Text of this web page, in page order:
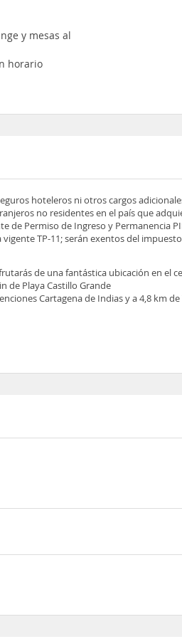
y mesas al
horario
hoteleros ni otros cargos
no residentes en el país que
Permiso de Ingreso y Permanencia
TP-11; serán exentos del
de una fantástica ubicación en el
de Playa Castillo Grande
Cartagena de Indias y a 4,8 km de
ubicación en el centro de
de Indias y a 4,8 km de Torre del